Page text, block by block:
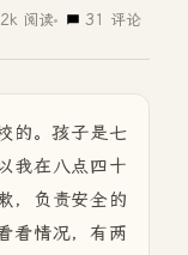
阅读 31 评论
的。孩子是七
我在八点四十
，负责安全的
看情况，有两